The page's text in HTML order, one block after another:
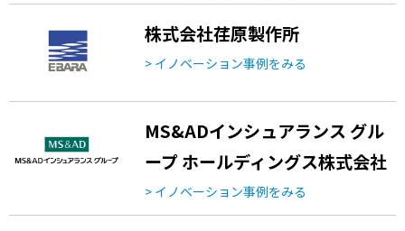
株式会社荏原製作所
> イノベーション事例をみる
MS&ADインシュアランス グル
ープ ホールディングス株式会社
> イノベーション事例をみる